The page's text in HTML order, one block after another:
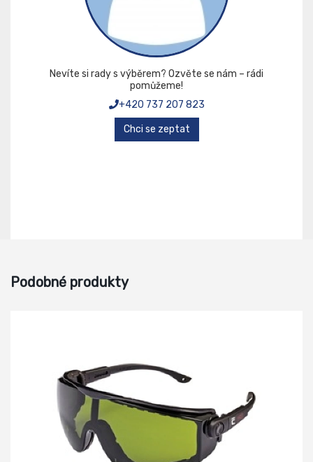
Nevíte si rady s výběrem? Ozvěte se nám – rádi
pomůžeme!
+420 737 207 823
Chci se zeptat
Podobné produkty